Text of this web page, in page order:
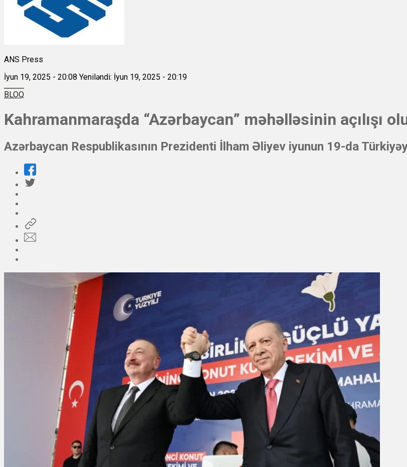
ANS Press
İyun 19, 2025 - 20:08 Yeniləndi: İyun 19, 2025 - 20:19
BLOQ
Kahramanmaraşda “Azərbaycan” məhəlləsinin açılışı
Azərbaycan Respublikasının Prezidenti İlham Əliyev iyunun 19-da